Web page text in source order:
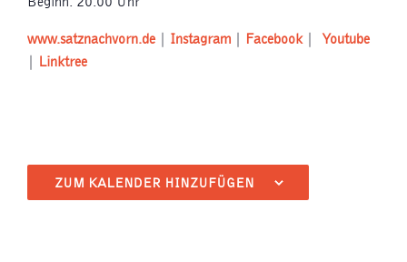
www.satznachvorn.de Instagram Facebook| Youtube
Linktree
ZUM KALENDER HINZUFÜGEN